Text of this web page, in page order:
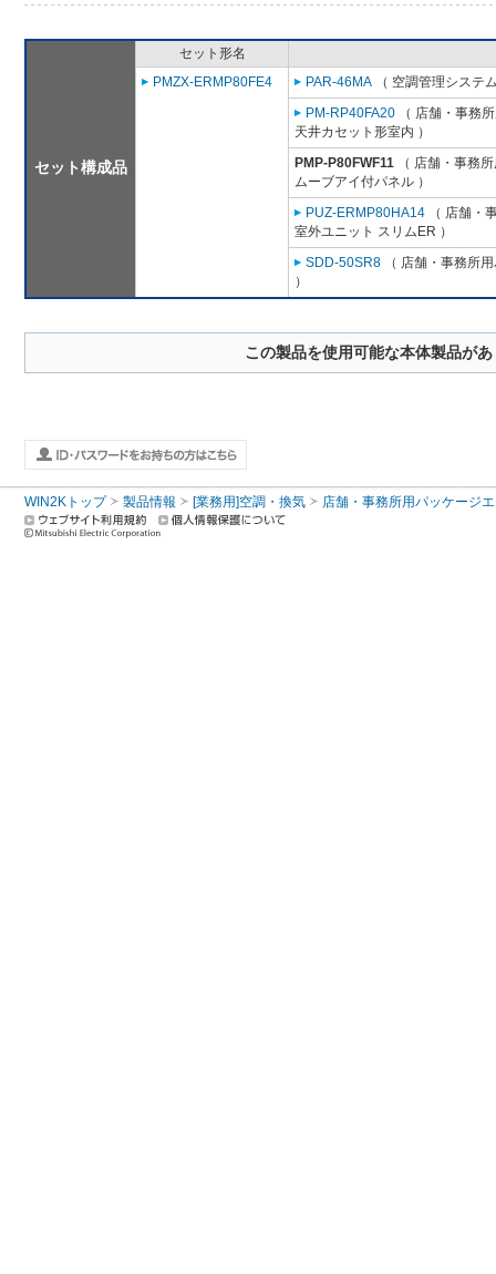
セット構成品
セット形名
PMZX-ERMP80FE4
PAR-46MA （ 空調管理システ
PM-RP40FA20 （ 店舗・事務
天井カセット形室内 ）
PMP-P80FWF11 （ 店舗・事務
ムーブアイ付パネル ）
PUZ-ERMP80HA14 （ 店舗・
室外ユニット スリムER ）
SDD-50SR8 （ 店舗・事務所
）
この製品を使用可能な本体製品が
WIN2Kトップ 製品情報 [業務用]空調・換気 店舗・事務所用パッケージ